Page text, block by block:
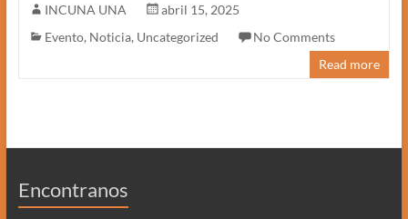
INCUNA UNA
abril 15, 2025
Evento, Noticia, Uncategorized
No Comments
Read more
Encontranos